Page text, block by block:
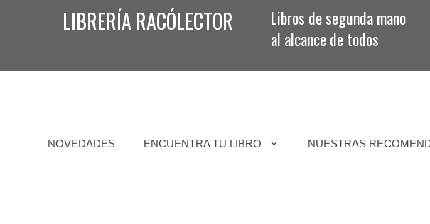
LIBRERÍA RACÓLECTOR
Libros de segunda mano
al alcance de todos
NOVEDADES ENCUENTRA TU LIBRO NUESTRAS